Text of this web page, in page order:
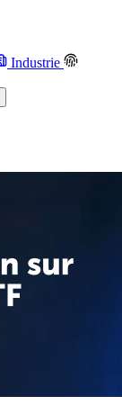
Industrie